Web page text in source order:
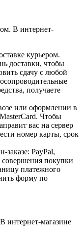
В интернет-
курьером.
доставки, чтобы
сдачу с любой
получаете
или оформлении в
Чтобы
вас на сервер
номер карты, срок
PayPal,
покупки
платежного
форму по
интернет-магазине